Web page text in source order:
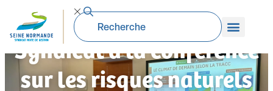
Participation du
Syndicat à la conférence
sur les risques naturels